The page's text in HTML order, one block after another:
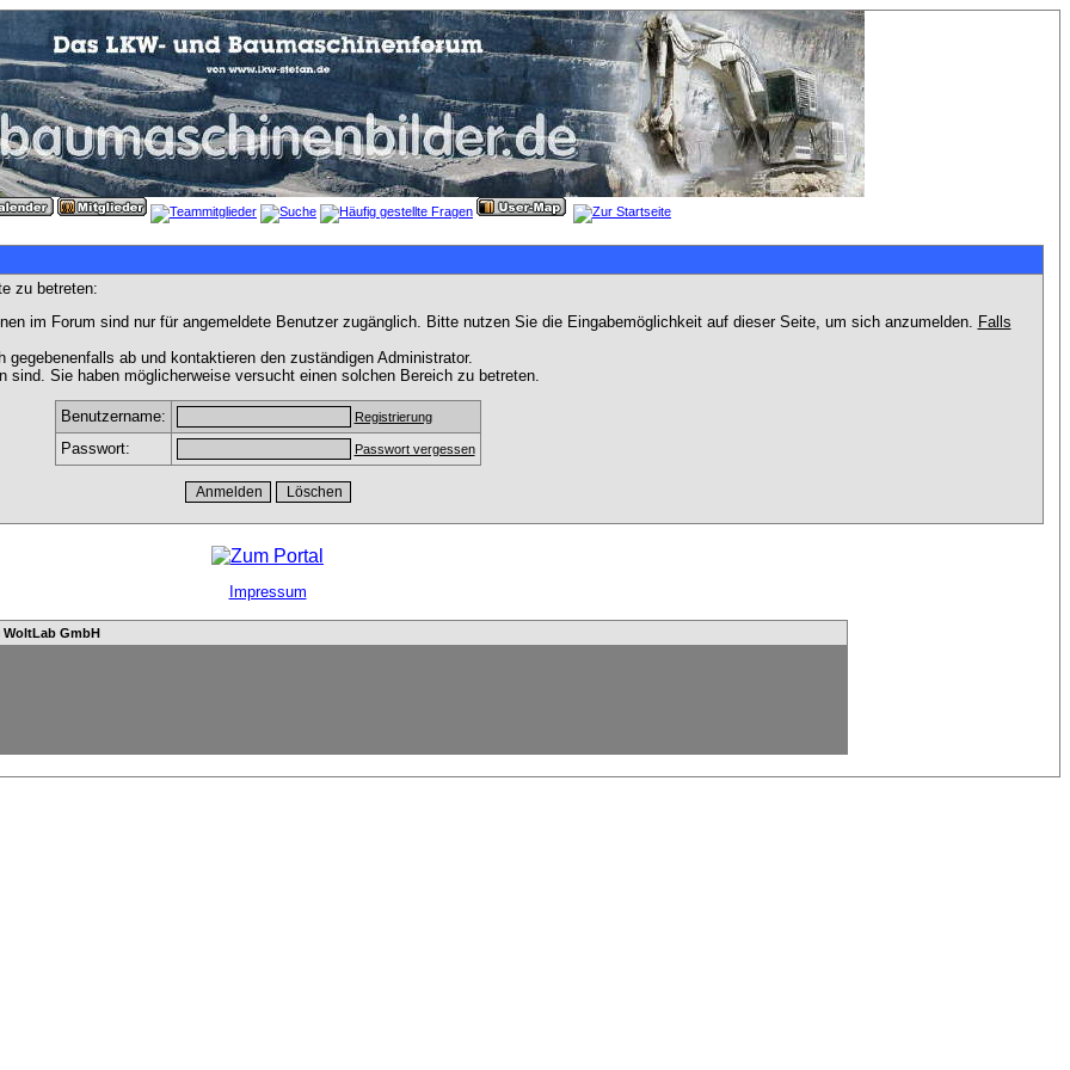
zu betreten:
im Forum sind nur für angemeldete Benutzer zugänglich. Bitte nutzen Sie die Eingabemöglichkeit auf dieser Seite, um sich anzumelden. Falls
ab und kontaktieren den zuständigen Administrator.
Sie haben möglicherweise versucht einen solchen Bereich zu betreten.
Benutzername: Registrierung
Passwort: Passwort vergessen
Impressum
WoltLab GmbH